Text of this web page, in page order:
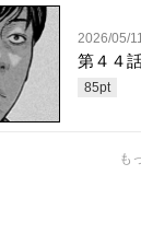
2026/05/
第４４
85pt
も